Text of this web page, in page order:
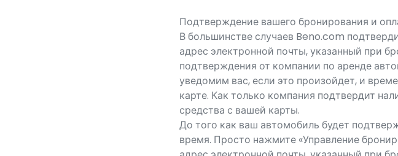
Подтверждение вашего бронирования и
В большинстве случаев Beno.com
адрес электронной почты, указанный при
подтверждения от компании по аренде
уведомим вас, если это произойдет, и
карте. Как только компания подтвердит
средства с вашей карты.
До того как ваш автомобиль будет
время. Просто нажмите «Управление